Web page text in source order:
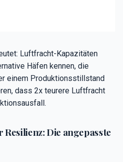
Luftfracht-Kapazitäten
Häfen kennen, die
einem Produktionsstillstand
dass 2x teurere Luftfracht
Die angepasste